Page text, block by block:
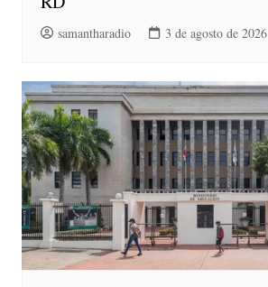
samantharadio 3 de agosto de 2026